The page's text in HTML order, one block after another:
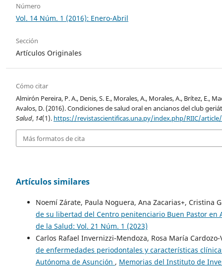
Número
Vol. 14 Núm. 1 (2016): Enero-Abril
Sección
Artículos Originales
Cómo citar
Almirón Pereira, P. A., Denis, S. E., Morales, A., Morales, A., Brítez, E.,
Avalos, D. (2016). Condiciones de salud oral en ancianos del club
Salud, 14(1). https://revistascientificas.una.py/index.php/RIIC/
Más formatos de cita
Artículos similares
Noemí Zárate, Paula Noguera, Ana Zacarias+, Cristina
de su libertad del Centro penitenciario Buen Pastor en
de la Salud: Vol. 21 Núm. 1 (2023)
Carlos Rafael Invernizzi-Mendoza, Rosa María
de enfermedades periodontales y características
Autónoma de Asunción , Memorias del Instituto de